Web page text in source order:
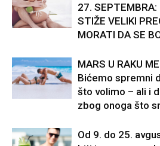
27.
STIŽE VELIKI
MORATI DA SE
MARS U RAKU
Bićemo spremni
što volimo – ali i
zbog onoga što
Od 9. do 25.